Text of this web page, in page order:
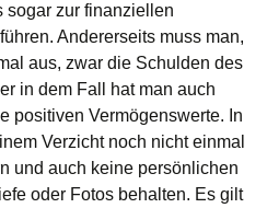
sogar zur finanziellen
Andererseits muss man,
aus, zwar die Schulden des
in dem Fall hat man auch
positiven Vermögenswerte. In
Verzicht noch nicht einmal
und auch keine persönlichen
oder Fotos behalten. Es gilt